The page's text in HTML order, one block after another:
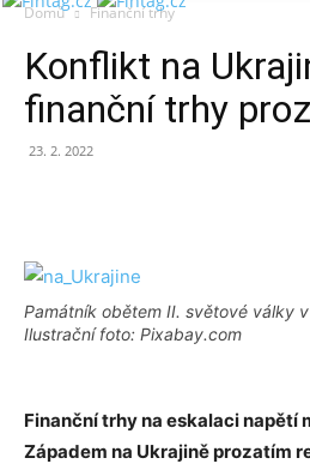
Domů Finanční trhy
Konflikt na
finanční trhy
23. 2. 2022
Památník obětem II. světové války
Ilustrační foto: Pixabay.com
Finanční trhy na eskalaci napětí
Západem na Ukrajině prozatím